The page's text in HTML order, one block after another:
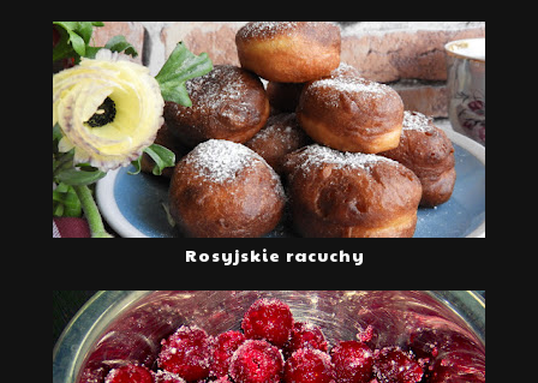
Rosyjskie racuchy